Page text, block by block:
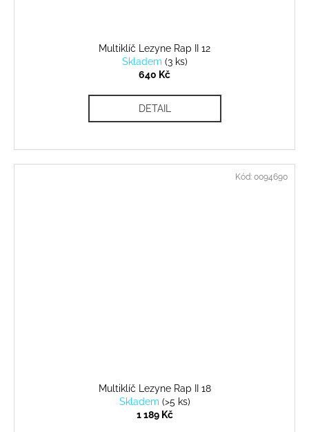
Multiklíč Lezyne Rap II 12
Skladem (3 ks)
640 Kč
DETAIL
Multiklíč Lezyne Rap II 18
Skladem (>5 ks)
1 189 Kč
Kód: 0094690